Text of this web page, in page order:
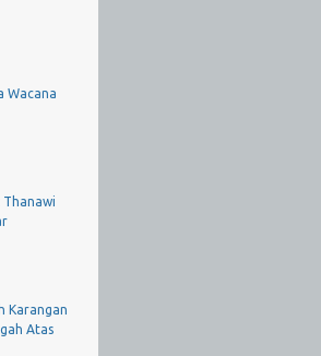
Wacana
Thanawi
Karangan
Atas